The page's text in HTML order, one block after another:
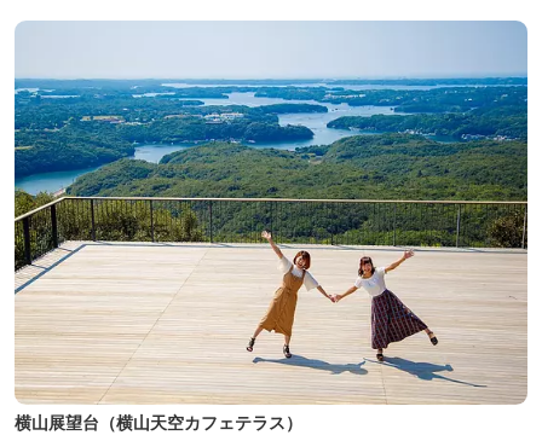
横山展望台（横山天空カフェテラス）